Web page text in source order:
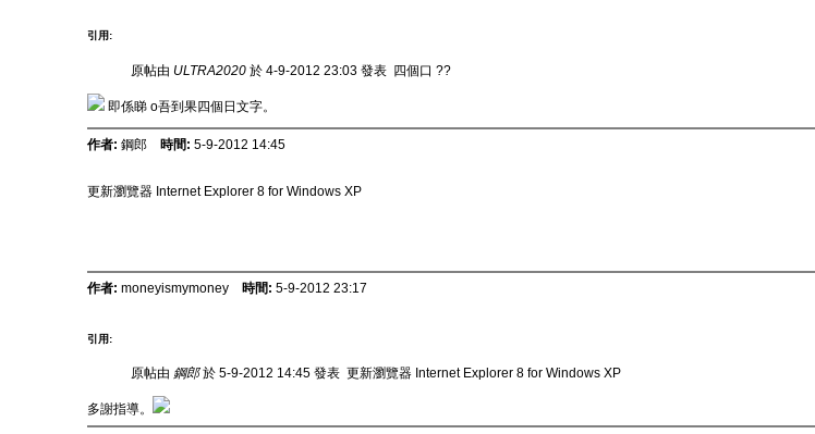
引用:
原帖由 ULTRA2020 於 4-9-2012 23:03 發表 四個口 ??
即係睇 o吾到果四個 日文字。
作者: 鋼郎 時間: 5-9-2012 14:45
更新瀏覽器 Internet Explorer 8 for Windows XP
作者: moneyismymoney 時間: 5-9-2012 23:17
引用:
原帖由 鋼郎於 5-9-2012 14:45 發表 更新瀏覽器 Internet Explorer 8 for Windows XP
多謝指導。